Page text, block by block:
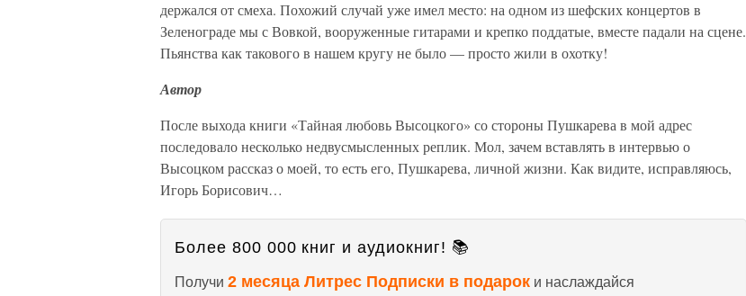
держался от смеха. Похожий случай уже имел место: на одном из шефских концертов в
Зеленограде мы с Вовкой, вооруженные гитарами и крепко поддатые, вместе падали на сцене.
Пьянства как такового в нашем кругу не было — просто жили в охотку!
Автор
После выхода книги «Тайная любовь Высоцкого» со стороны Пушкарева в мой адрес
последовало несколько недвусмысленных реплик. Мол, зачем вставлять в интервью о
Высоцком рассказ о моей, то есть его, Пушкарева, личной жизни. Как видите, исправляюсь,
Игорь Борисович…
Более 800 000 книг и аудиокниг! 📚
Получи 2 месяца Литрес Подписки в подарок и наслаждайся